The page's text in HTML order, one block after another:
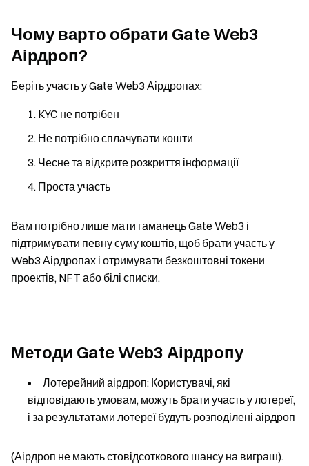
Чому варто обрати Gate Web3
Аірдроп?
Беріть участь у Gate Web3 Аірдропах:
KYC не потрібен
Не потрібно сплачувати кошти
Чесне та відкрите розкриття інформації
Проста участь
Вам потрібно лише мати гаманець Gate Web3 і
підтримувати певну суму коштів, щоб брати участь у
Web3 Аірдропах і отримувати безкоштовні токени
проектів, NFT або білі списки.
Методи Gate Web3 Аірдропу
Лотерейний аірдроп: Користувачі, які
відповідають умовам, можуть брати участь у лотереї,
і за результатами лотереї будуть розподілені аірдроп
(Аірдроп не мають стовідсоткового шансу на виграш).